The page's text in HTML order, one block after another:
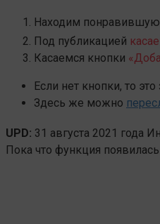
Находим
Под публикацией
Касаемся кнопки
Если нет кнопки, то
Здесь же можно
UPD: 31 августа 2021 года
Пока что функция появилась